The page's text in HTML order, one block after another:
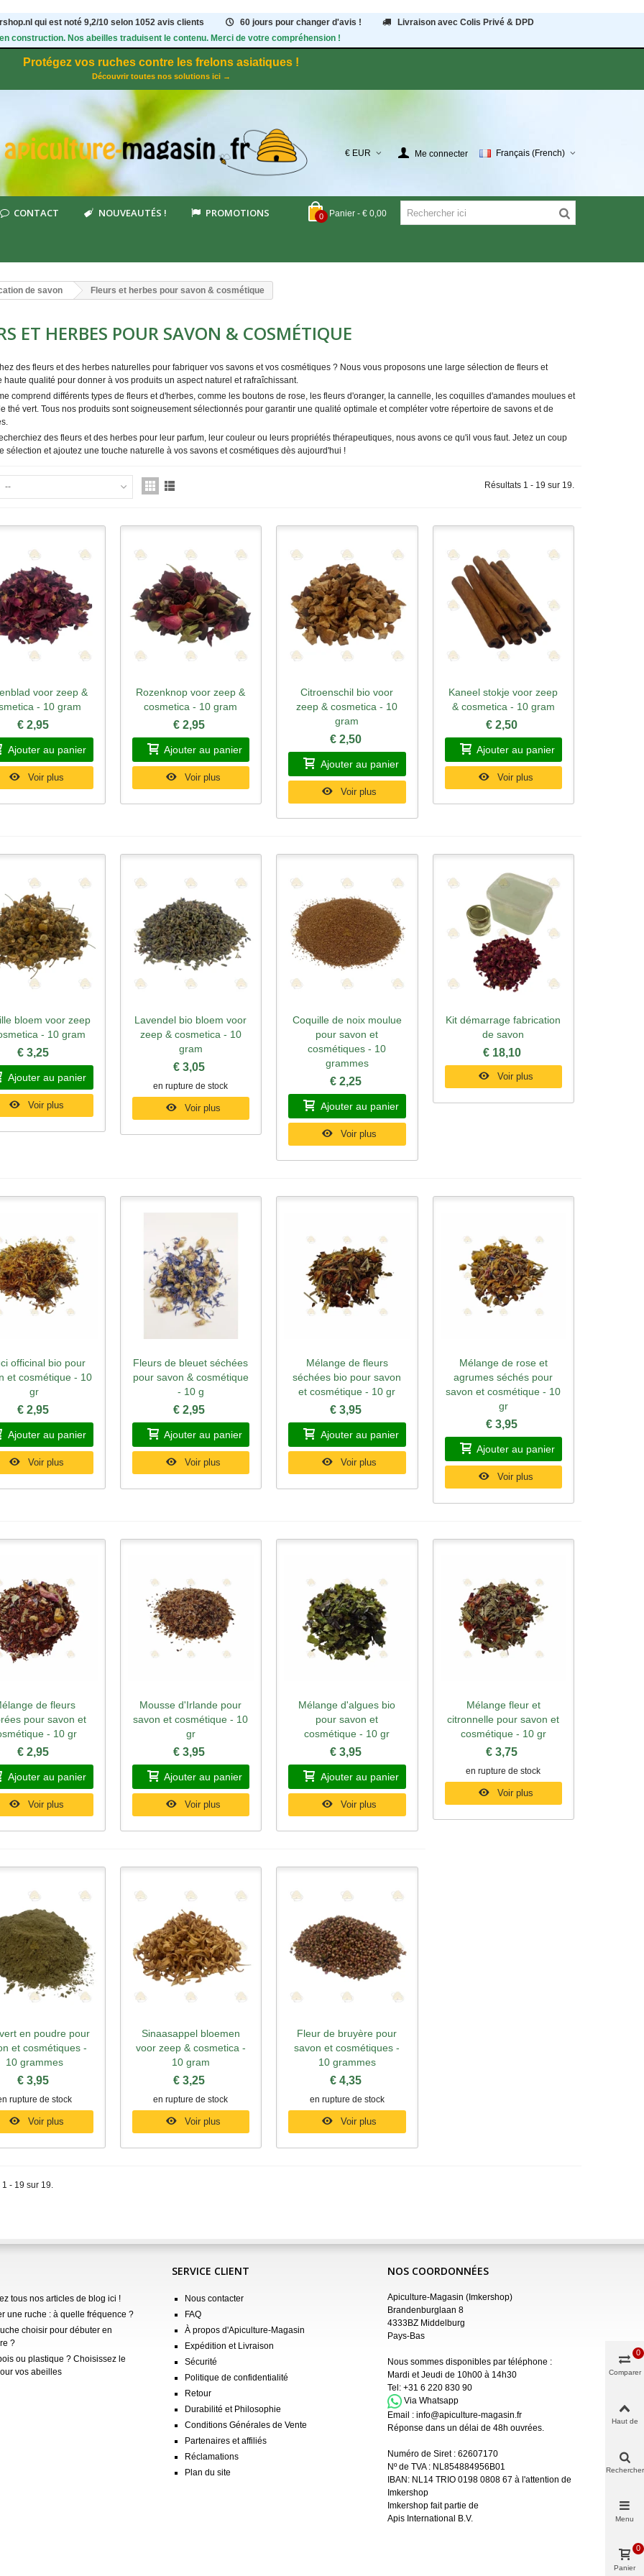
qui est noté 9,2/10 selon 1052avis clients 60 jours pour changer d'avis !
Livraison avec Colis Privé & DPD
construction. Nos abeilles traduisent le contenu. Merci de votre compréhension !
Protégez vos ruches contre les frelons asiatiques !
Découvrir toutes nos solutions ici →
€ EUR Me connecter Français (French)
0 Panier - € 0,00
CONTACT NOUVEAUTÉS ! PROMOTIONS
de savon Fleurs et herbes pour savon & cosmétique
ET HERBES POUR SAVON & COSMÉTIQUE
des fleurs et des herbes naturelles pour fabriquer vos savons et vos cosmétiques ? Nous vous proposons une large sélection de fleurs et
haute qualité pour donner à vos produits un aspect naturel et rafraîchissant.
comprend différents types de fleurs et d'herbes, comme les boutons de rose, les fleurs d'oranger, la cannelle, les coquilles d'amandes moulues et
thé vert. Tous nos produits sont soigneusement sélectionnés pour garantir une qualité optimale et compléter votre répertoire de savons et de
des fleurs et des herbes pour leur parfum, leur couleur ou leurs propriétés thérapeutiques, nous avons ce qu'il vous faut. Jetez un coup
sélection et ajoutez une touche naturelle à vos savons et cosmétiques dès aujourd'hui !
-- Résultats 1 - 19 sur 19.
rapide
voor zeep &
- 10 gram
€ 2,95
Ajouter au panier
Voir plus
Aperçu rapide
Rozenknop voor zeep &
cosmetica - 10 gram
€ 2,95
Ajouter au panier
Voir plus
Aperçu rapide
Citroenschil bio voor
zeep & cosmetica - 10
gram
€ 2,50
Ajouter au panier
Voir plus
Aperçu rapide
Kaneel stokje voor zeep
& cosmetica - 10 gram
€ 2,50
Ajouter au panier
Voir plus
rapide
bloem voor zeep
- 10 gram
€ 3,25
Ajouter au panier
Voir plus
Aperçu rapide
Lavendel bio bloem voor
zeep & cosmetica - 10
gram
€ 3,05
en rupture de stock
Voir plus
Aperçu rapide
Coquille de noix moulue
pour savon et
cosmétiques - 10
grammes
€ 2,25
Ajouter au panier
Voir plus
Aperçu rapide
Kit démarrage fabrication
de savon
€ 18,10
Voir plus
rapide
officinal bio pour
et cosmétique - 10
gr
€ 2,95
Ajouter au panier
Voir plus
Aperçu rapide
Fleurs de bleuet séchées
pour savon & cosmétique
- 10 g
€ 2,95
Ajouter au panier
Voir plus
Aperçu rapide
Mélange de fleurs
séchées bio pour savon
et cosmétique - 10 gr
€ 3,95
Ajouter au panier
Voir plus
Aperçu rapide
Mélange de rose et
agrumes séchés pour
savon et cosmétique - 10
gr
€ 3,95
Ajouter au panier
Voir plus
rapidede fleurs
pour savon et
- 10 gr
€ 2,95
Ajouter au panier
Voir plus
Aperçu rapide
Mousse d'Irlande pour
savon et cosmétique - 10
gr
€ 3,95
Ajouter au panier
Voir plus
Aperçu rapide
Mélange d'algues bio
pour savon et
cosmétique - 10 gr
€ 3,95
Ajouter au panier
Voir plus
Aperçu rapide
Mélange fleur et
citronnelle pour savon et
cosmétique - 10 gr
€ 3,75
en rupture de stock
Voir plus
rapide
en poudre pour
et cosmétiques -
10 grammes
€ 3,95
rupture de stock
Voir plus
Aperçu rapide
Sinaasappel bloemen
voor zeep & cosmetica -
10 gram
€ 3,25
en rupture de stock
Voir plus
Aperçu rapide
Fleur de bruyère pour
savon et cosmétiques -
10 grammes
€ 4,35
en rupture de stock
Voir plus
1 - 19 sur 19.
tous nos articles de blog ici !
une ruche : à quelle fréquence ?
choisir pour débuter en
?
ou plastique ? Choisissez le
vos abeilles
SERVICE CLIENT
Nous contacter
FAQ
À propos d'Apiculture-Magasin
Expédition et Livraison
Sécurité
Politique de confidentialité
Retour
Durabilité et Philosophie
Conditions Générales de Vente
Partenaires et affiliés
Réclamations
Plan du site
NOS COORDONNÉES
Apiculture-Magasin (Imkershop)
Brandenburglaan 8
4333BZ Middelburg
Pays-Bas
Nous sommes disponibles par téléphone :
Mardi et Jeudi de 10h00 à 14h30
Tel: +31 6 220 830 90
Via Whatsapp
Email : info@apiculture-magasin.fr
Réponse dans un délai de 48h ouvrées.
Numéro de Siret : 62607170
Nº de TVA : NL854884956B01
IBAN: NL14 TRIO 0198 0808 67 à l'attention de
Imkershop
Imkershop fait partie de
Apis International B.V.
Comparer
0
Haut de
Rechercher
Menu
Panier
0